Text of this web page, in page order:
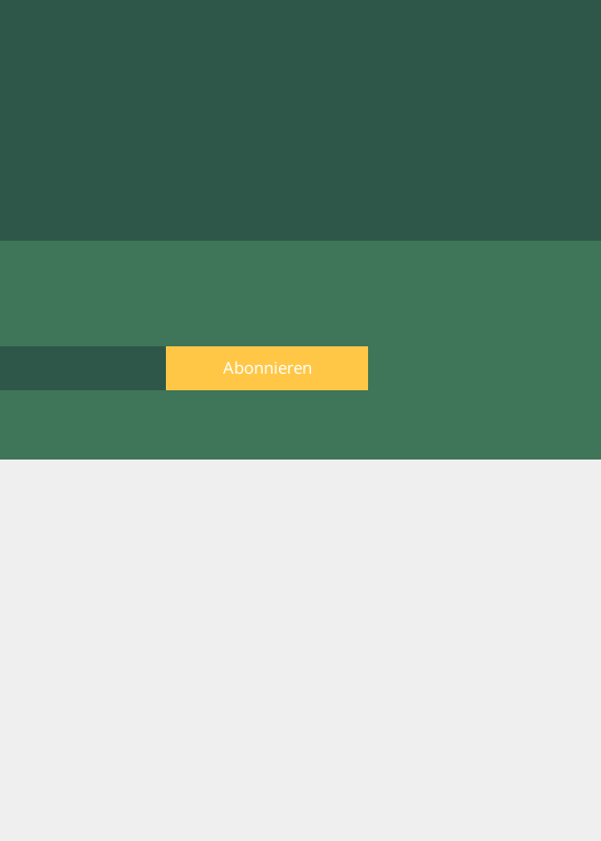
Abonnieren